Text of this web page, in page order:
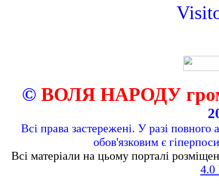
© ВОЛЯ НАРОДУ
Всі права застережені. У разі повного
обов'язковим є
Всі матеріали на цьому порталі
4.0